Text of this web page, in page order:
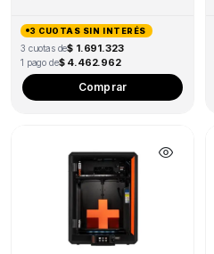
3 CUOTAS SIN INTERÉS
3 cuotas de$ 1.691.323
1 pago de$ 4.462.962
Comprar